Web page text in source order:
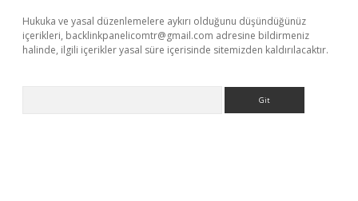
Hukuka ve yasal düzenlemelere aykırı olduğunu düşündüğünüz
içerikleri, backlinkpanelicomtr@gmail.com adresine bildirmeniz
halinde, ilgili içerikler yasal süre içerisinde sitemizden kaldırılacaktır.